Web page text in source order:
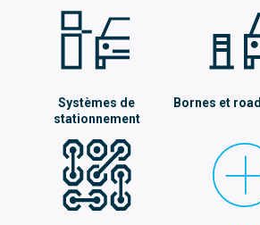
Systèmes de
stationnement
Bornes et